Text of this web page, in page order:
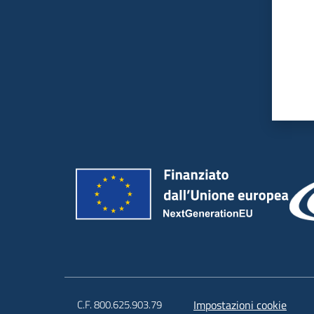
C.F. 800.625.903.79 Impostazioni cookie